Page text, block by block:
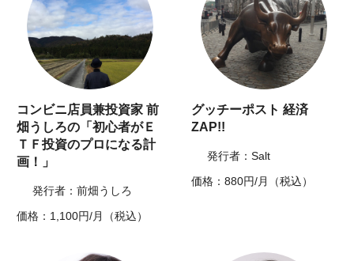
コンビニ店員兼投資家 前
畑うしろの「初心者がＥ
ＴＦ投資のプロになる計
画！」
発行者：前畑うしろ
価格：1,100円/月（税込）
グッチーポスト 経済
ZAP!!
発行者：Salt
価格：880円/月（税込）